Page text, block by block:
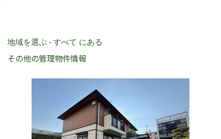
地域を選ぶ - すべて にある
その他の管理物件情報